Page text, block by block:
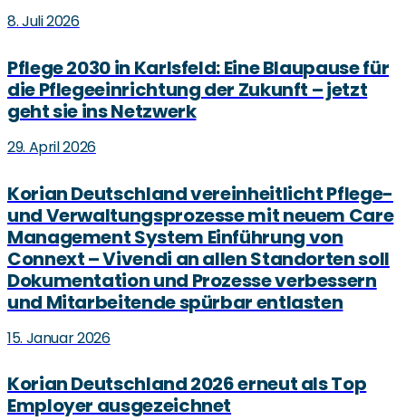
8. Juli 2026
Pflege 2030 in Karlsfeld: Eine Blaupause für
die Pflegeeinrichtung der Zukunft – jetzt
geht sie ins Netzwerk
29. April 2026
Korian Deutschland vereinheitlicht Pflege-
und Verwaltungsprozesse mit neuem Care
Management System Einführung von
Connext – Vivendi an allen Standorten soll
Dokumentation und Prozesse verbessern
und Mitarbeitende spürbar entlasten
15. Januar 2026
Korian Deutschland 2026 erneut als Top
Employer ausgezeichnet